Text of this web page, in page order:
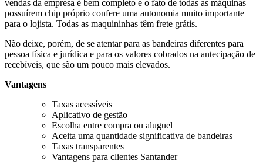
vendas da empresa é bem completo e o fato de todas as máquinas
possuírem chip próprio confere uma autonomia muito importante
para o lojista. Todas as maquininhas têm frete grátis.
Não deixe, porém, de se atentar para as bandeiras diferentes para
pessoa física e jurídica e para os valores cobrados na antecipação de
recebíveis, que são um pouco mais elevados.
Vantagens
Taxas acessíveis
Aplicativo de gestão
Escolha entre compra ou aluguel
Aceita uma quantidade significativa de bandeiras
Taxas transparentes
Vantagens para clientes Santander